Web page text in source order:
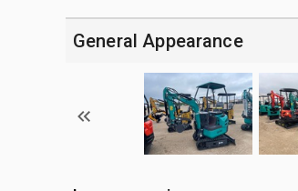
General Appearance